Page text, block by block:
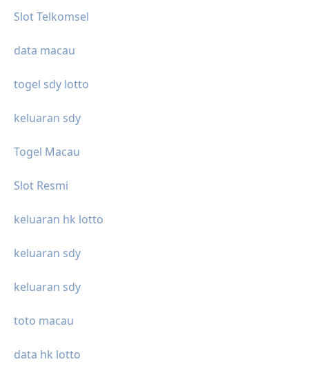
Slot Telkomsel
data macau
togel sdy lotto
keluaran sdy
Togel Macau
Slot Resmi
keluaran hk lotto
keluaran sdy
keluaran sdy
toto macau
data hk lotto